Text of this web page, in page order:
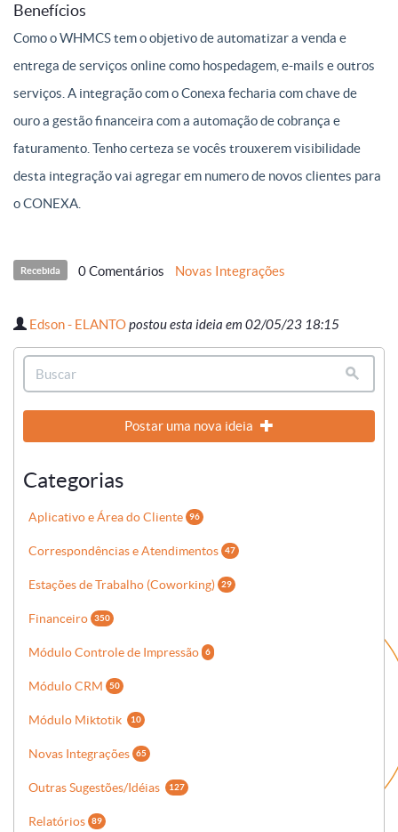
Benefícios
Como o WHMCS tem o objetivo de automatizar a venda e
entrega de serviços online como hospedagem, e-mails e outros
serviços. A integração com o Conexa fecharia com chave de
ouro a gestão financeira com a automação de cobrança e
faturamento. Tenho certeza se vocês trouxerem visibilidade
desta integração vai agregar em numero de novos clientes para
o CONEXA.
Recebida 0 Comentários Novas Integrações
Edson - ELANTOpostou esta ideia em 02/05/23 18:15
Postar uma nova ideia
Categorias
Aplicativo e Área do Cliente 96
Correspondências e Atendimentos 47
Estações de Trabalho (Coworking) 29
Financeiro 350
Módulo Controle de Impressão 6
Módulo CRM 50
Módulo Miktotik 10
Novas Integrações 65
Outras Sugestões/Idéias 127
Relatórios 89